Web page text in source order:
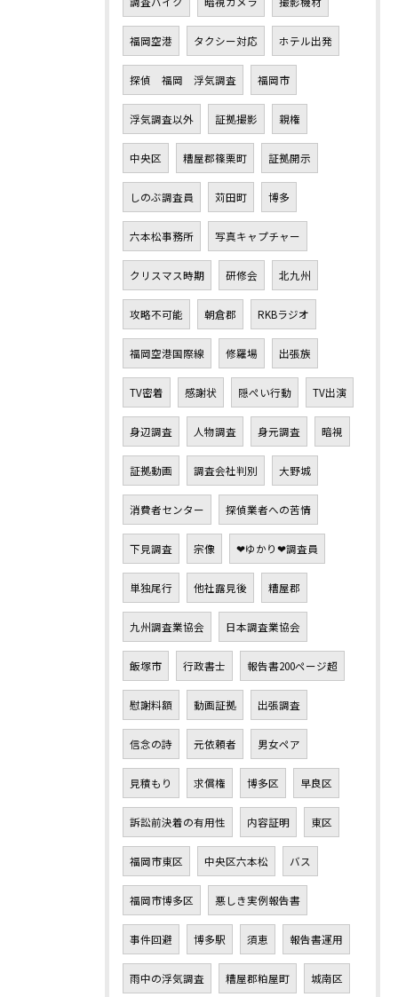
福岡空港 タクシー対応 ホテル出発
探偵 福岡 浮気調査 福岡市
浮気調査以外 証拠撮影 親権
中央区 糟屋郡篠栗町 証拠開示
しのぶ調査員 苅田町 博多
六本松事務所 写真キャプチャー
クリスマス時期 研修会 北九州
攻略不可能 朝倉郡 RKBラジオ
福岡空港国際線 修羅場 出張族
TV密着 感謝状 隠ぺい行動 TV出演
身辺調査 人物調査 身元調査 暗視
証拠動画 調査会社判別 大野城
消費者センター 探偵業者への苦情
下見調査 宗像 ❤ゆかり❤調査員
単独尾行 他社露見後 糟屋郡
九州調査業協会 日本調査業協会
飯塚市 行政書士 報告書200ページ超
慰謝料額 動画証拠 出張調査
信念の詩 元依頼者 男女ペア
見積もり 求償権 博多区 早良区
訴訟前決着の有用性 内容証明 東区
福岡市東区 中央区六本松 バス
福岡市博多区 悪しき実例報告書
事件回避 博多駅 須恵 報告書運用
雨中の浮気調査 糟屋郡粕屋町 城南区